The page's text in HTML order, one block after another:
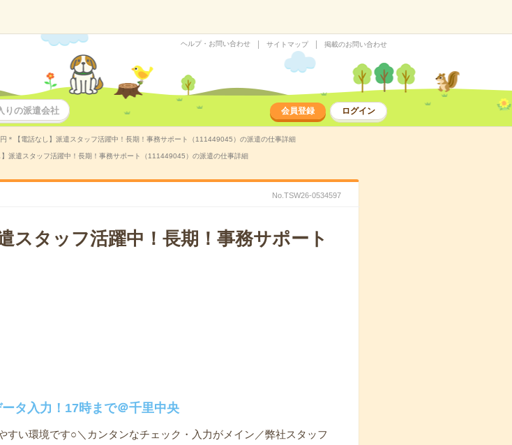
ヘルプ・お問い合わせ サイトマップ 掲載のお問い合わせ
りの派遣会社 会員登録 ログイン
＊【電話なし】派遣スタッフ活躍中！長期！事務サポート（111449045）の派遣の仕事詳細
派遣スタッフ活躍中！長期！事務サポート（111449045）の派遣の仕事詳細
No.TSW26-0534597
スタッフ活躍中！長期！事務サポート
タ入力！17時まで＠千里中央
い環境です○＼カンタンなチェック・入力がメイン／弊社スタッフ